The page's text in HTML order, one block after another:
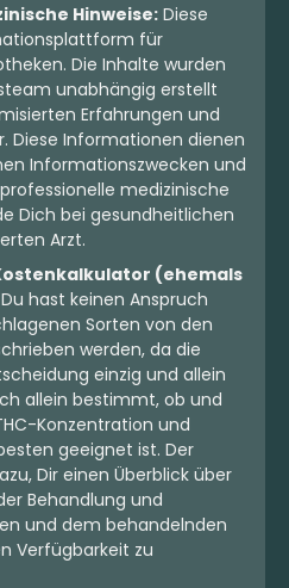
Apollo 30/1 JGN
Think Fast
4,3(1)
THC:30% CBD:
Ab 5,39 €
5.39 €
MEHR
Hinweise:Diese
für
Die Inhalte wurden
unabhängig erstellt
Erfahrungen und
Diese Informationen dienen
Informationszwecken und
medizinische
Dich bei gesundheitlichen
Arzt.
(ehemals
Du hast keinen Anspruch
Sorten von den
werden, da die
einzig und allein
allein bestimmt, ob und
Konzentration und
geeignet ist. Der
Dir einen Überblick über
Behandlung und
und dem behandelnden
Verfügbarkeit zu